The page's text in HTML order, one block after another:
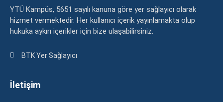
YTÜ Kampüs, 5651 sayılı kanuna göre yer sağlayıcı olarak
hizmet vermektedir. Her kullanıcı içerik yayınlamakta olup
hukuka aykırı içerikler için bize ulaşabilirsiniz.
BTK Yer Sağlayıcı
İletişim